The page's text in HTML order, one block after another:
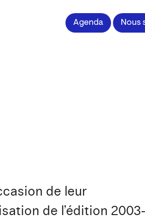
impriméeAgenda Nous
de leur
de l’édition 2003-